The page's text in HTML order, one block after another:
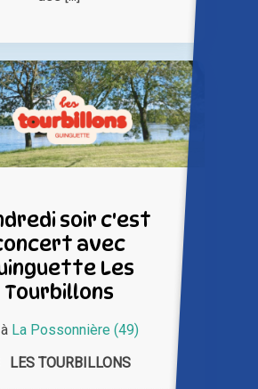
soir c'est
avec
Les
Tourbillons
La Possonnière (49)
LES TOURBILLONS